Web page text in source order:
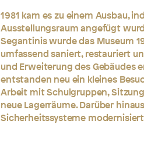
1981 kam es zu einem Ausbau,
Ausstellungsraum angefügt
Segantinis wurde das Museum
umfassend saniert, restauriert
und Erweiterung des Gebäudes
entstanden neu ein kleines
Arbeit mit Schulgruppen,
neue Lagerräume. Darüber
Sicherheitssysteme